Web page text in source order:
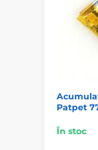
Patpet
În stoc